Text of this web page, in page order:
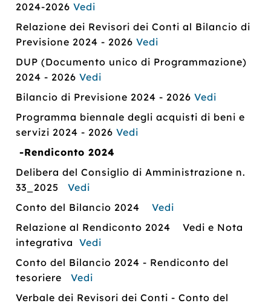
2024-2026Vedi
Relazione dei Revisori dei Conti al Bilancio di
Previsione 2024 - 2026Vedi
DUP (Documento unico di Programmazione)
2024 - 2026Vedi
Bilancio di Previsione 2024 - 2026Vedi
Programma biennale degli acquisti di beni e
servizi 2024 - 2026Vedi
-Rendiconto 2024
Delibera del Consiglio di Amministrazione n.
33_2025Vedi
Conto del Bilancio 2024Vedi
Relazione al Rendiconto 2024 Vedi e Nota
integrativaVedi
Conto del Bilancio 2024 - Rendiconto del
tesoriereVedi
Verbale dei Revisori dei Conti - Conto del